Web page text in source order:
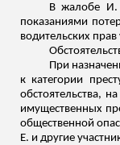
В жалобе И.
показаниями
водительских
При
к категории
обстоятельства,
имущественных
общественной
Е. и другие